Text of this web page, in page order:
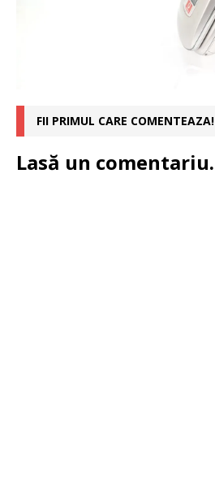
FII PRIMUL CARE COMENTEAZA!
Lasă un comentariu.